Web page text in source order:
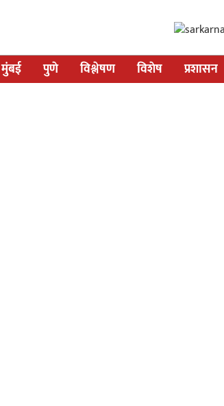
मुंबई पुणे विश्लेषण विशेष प्रशासन